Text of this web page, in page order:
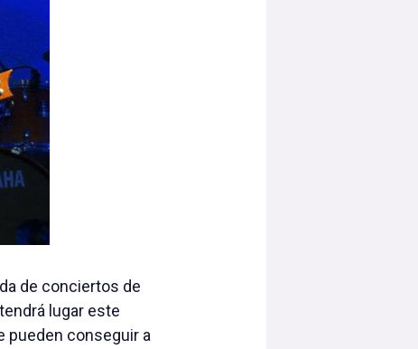
de conciertos de
lugar este
pueden conseguir a